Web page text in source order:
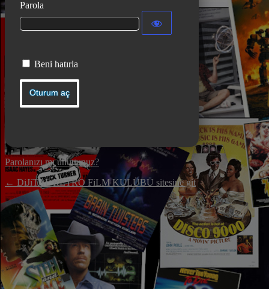
Parola
Beni hatırla
Parolanızı mı unuttunuz?
← DiJiTAL RETRO FiLM KULÜBÜ sitesine git